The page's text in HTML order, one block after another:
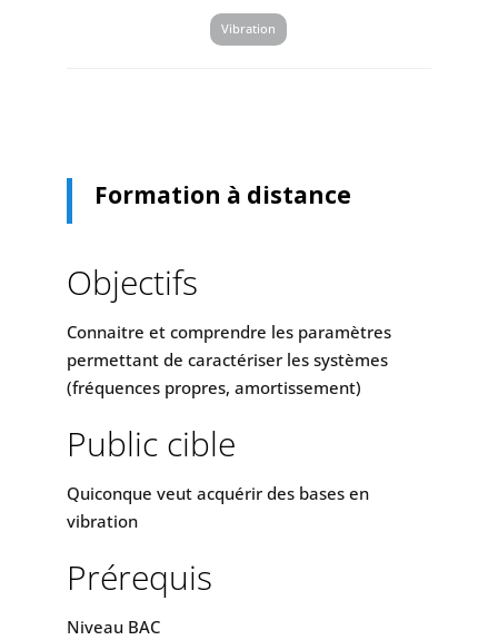
Vibration
Formation à distance
Objectifs
Connaitre et comprendre les paramètres
permettant de caractériser les systèmes
(fréquences propres, amortissement)
Public cible
Quiconque veut acquérir des bases en
vibration
Prérequis
Niveau BAC